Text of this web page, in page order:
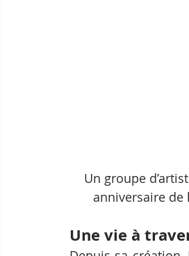
Un groupe
anniversaire de
Une vie à